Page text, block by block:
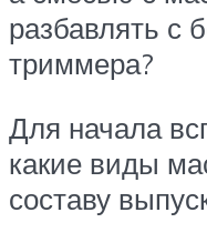
разбавлять с
триммера?
Для начала
какие виды
составу